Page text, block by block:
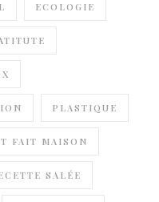
ECOLOGIE
PLASTIQUE
FAIT MAISON
SALÉE